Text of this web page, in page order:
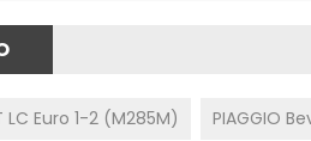
LC Euro 1-2 (M285M) PIAGGIO